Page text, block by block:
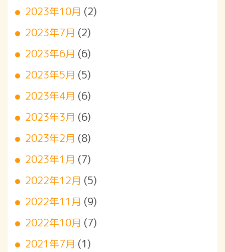
2023年10月 (2)
2023年7月 (2)
2023年6月 (6)
2023年5月 (5)
2023年4月 (6)
2023年3月 (6)
2023年2月 (8)
2023年1月 (7)
2022年12月 (5)
2022年11月 (9)
2022年10月 (7)
2021年7月 (1)